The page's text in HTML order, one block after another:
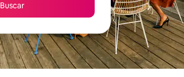
Buscar